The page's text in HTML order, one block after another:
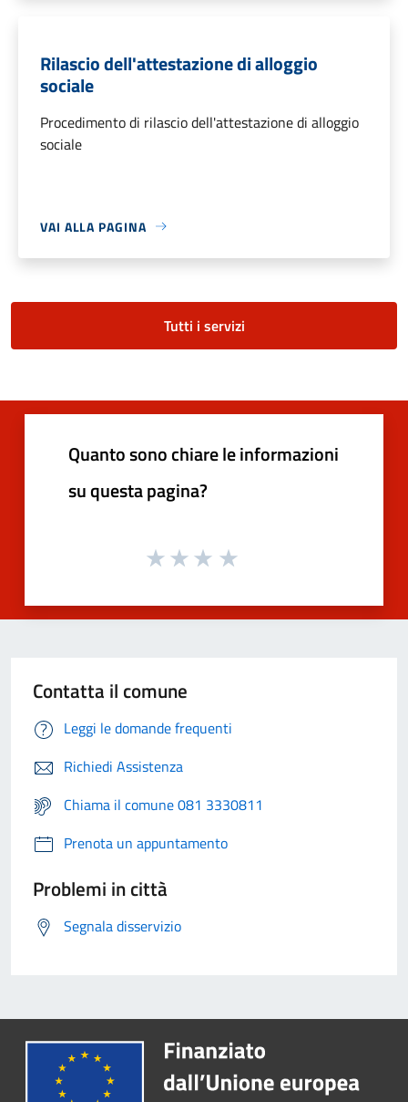
Rilascio dell'attestazione di alloggio
sociale
Procedimento di rilascio dell'attestazione di alloggio
sociale
VAI ALLA PAGINA
Tutti i servizi
Quanto sono chiare le informazioni
su questa pagina?
Contatta il comune
Leggi le domande frequenti
Richiedi Assistenza
Chiama il comune 081 3330811
Prenota un appuntamento
Problemi in città
Segnala disservizio